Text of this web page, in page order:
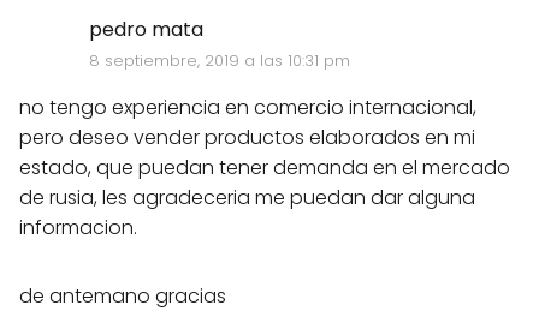
pedro mata
8 septiembre, 2019 a las 10:31 pm
no tengo experiencia en comercio internacional,
pero deseo vender productos elaborados en mi
estado, que puedan tener demanda en el mercado
de rusia, les agradeceria me puedan dar alguna
informacion.
de antemano gracias